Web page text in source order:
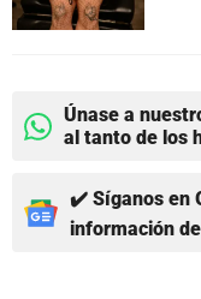
Únase a
al tanto de los
✔️ Síganos en
información